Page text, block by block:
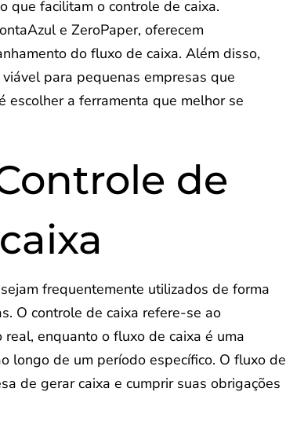
que facilitam o controle de caixa.
e ZeroPaper, oferecem
do fluxo de caixa. Além disso,
para pequenas empresas que
escolher a ferramenta que melhor se
de
frequentemente utilizados de forma
O controle de caixa refere-se ao
enquanto o fluxo de caixa é uma
longo de um período específico. O fluxo de
de gerar caixa e cumprir suas obrigações